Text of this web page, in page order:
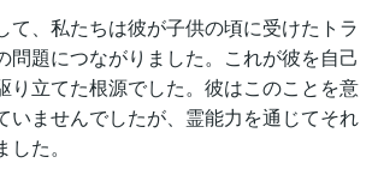
て、私たちは彼が子供の頃に受けたトラ
問題につながりました。これが彼を自己
り立てた根源でした。彼はこのことを意
いませんでしたが、霊能力を通じてそれ
た。